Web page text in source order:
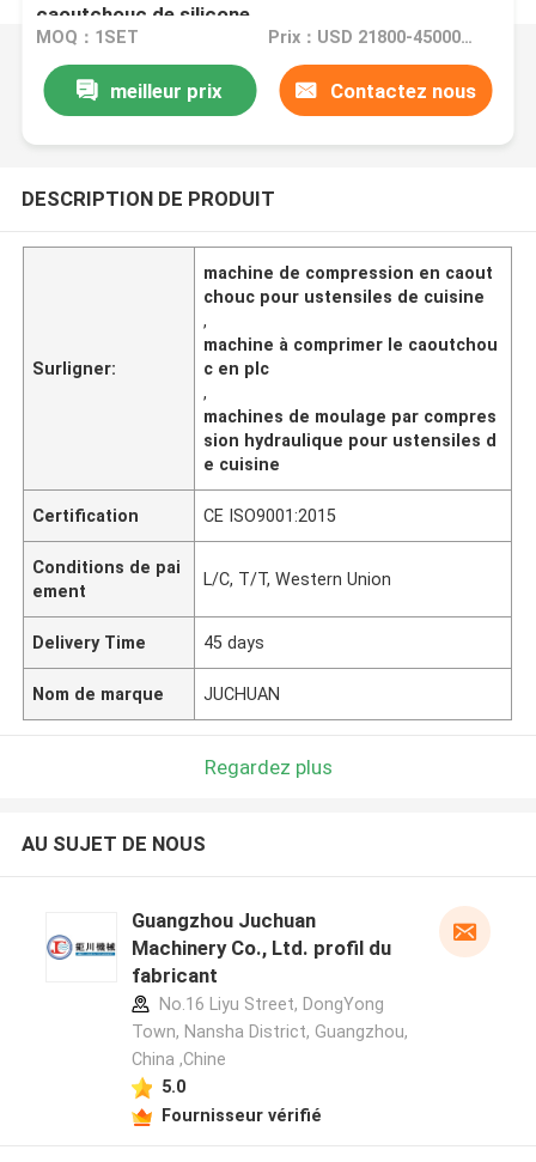
caoutchouc de silicone
MOQ：1SET Prix：USD 21800-45000/ set
meilleur prix Contactez nous
DESCRIPTION DE PRODUIT
Surligner:
machine de compression en caout
chouc pour ustensiles de cuisine
,
machine à comprimer le caoutchou
c en plc
,
machines de moulage par compres
sion hydraulique pour ustensiles d
e cuisine
Certification CE ISO9001:2015
Conditions de pai
ement
L/C, T/T, Western Union
Delivery Time 45 days
Nom de marque JUCHUAN
Regardez plus
AU SUJET DE NOUS
Guangzhou Juchuan
Machinery Co., Ltd. profil du
fabricant
No.16 Liyu Street, DongYong
Town, Nansha District, Guangzhou,
China ,Chine
5.0
Fournisseur vérifié